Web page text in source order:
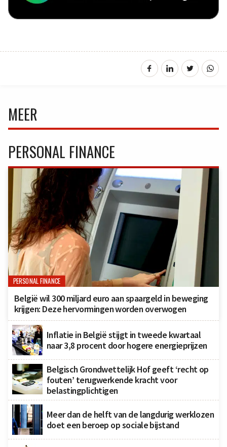
MEER
PERSONAL FINANCE
PERSONAL FINANCE
België wil 300 miljard euro aan spaargeld in beweging
krijgen: Deze hervormingen worden overwogen
Inflatie in België stijgt in tweede kwartaal
naar 3,8 procent door hogere energieprijzen
Belgisch Grondwettelijk Hof geeft ‘recht op
fouten’ terugwerkende kracht voor
belastingplichtigen
Meer dan de helft van de langdurig werklozen
doet een beroep op sociale bijstand